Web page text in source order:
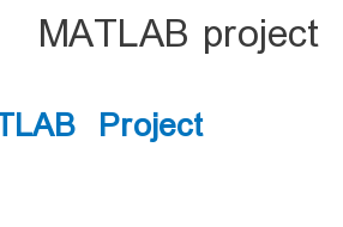
MATLAB project
Project